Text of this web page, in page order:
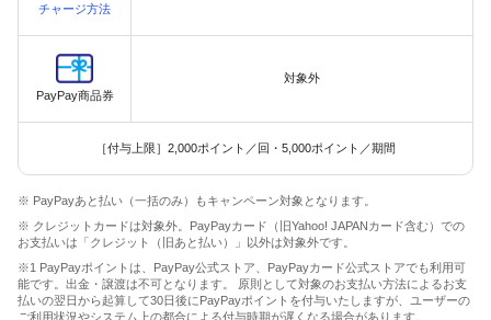
チャージ方法
PayPay商品券
対象外
［付与上限］2,000ポイント／回・5,000ポイント／期間
※ PayPayあと払い（一括のみ）もキャンペーン対象となります。
※ クレジットカードは対象外。PayPayカード（旧Yahoo! JAPANカード含む）での
お支払いは「クレジット（旧あと払い）」以外は対象外です。
※1 PayPayポイントは、PayPay公式ストア、PayPayカード公式ストアでも利用可
能です。出金・譲渡は不可となります。 原則として対象のお支払い方法によるお支
払いの翌日から起算して30日後にPayPayポイントを付与いたしますが、ユーザーの
ご利用状況やシステム上の都合による付与時期が遅くなる場合があります。